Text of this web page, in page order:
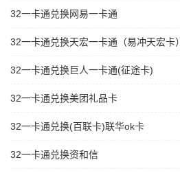
32一卡通兑换网易一卡通
32一卡通兑换天宏一卡通（易冲天宏卡）
32一卡通兑换巨人一卡通(征途卡)
32一卡通兑换美团礼品卡
32一卡通兑换(百联卡)联华ok卡
32一卡通兑换资和信